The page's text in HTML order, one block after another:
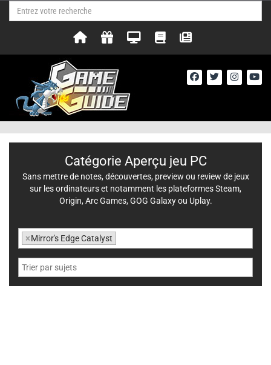
Catégorie Aperçu jeu PC
Sans mettre de notes, découvertes, preview ou review de jeux
sur les ordinateurs et notamment les plateformes Steam,
Origin, Arc Games, GOG Galaxy ou Uplay.
×Mirror's Edge Catalyst